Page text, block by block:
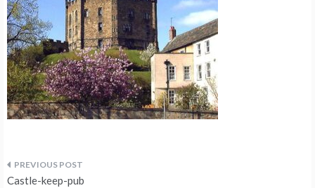
Navegação
Castle-keep-pub